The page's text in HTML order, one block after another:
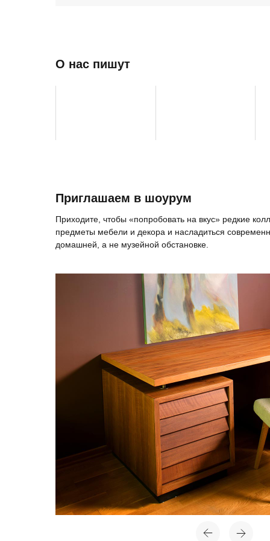
Приглашаем в шоурум
О нас пишут
Приходите, чтобы «попробовать на вкус» редкие
предметы мебели и декора и насладиться
домашней, а не музейной обстановке.